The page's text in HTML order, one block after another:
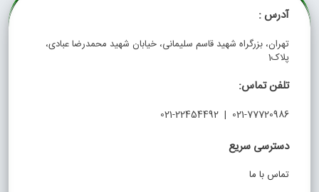
آدرس :
تهران، بزرگراه شهید قاسم سلیمانی، خیابان شهید محمدرضا عبادی،
پلاک1
تلفن تماس:
021-77720986 | 021-22454492
دسترسی سریع
تماس با ما